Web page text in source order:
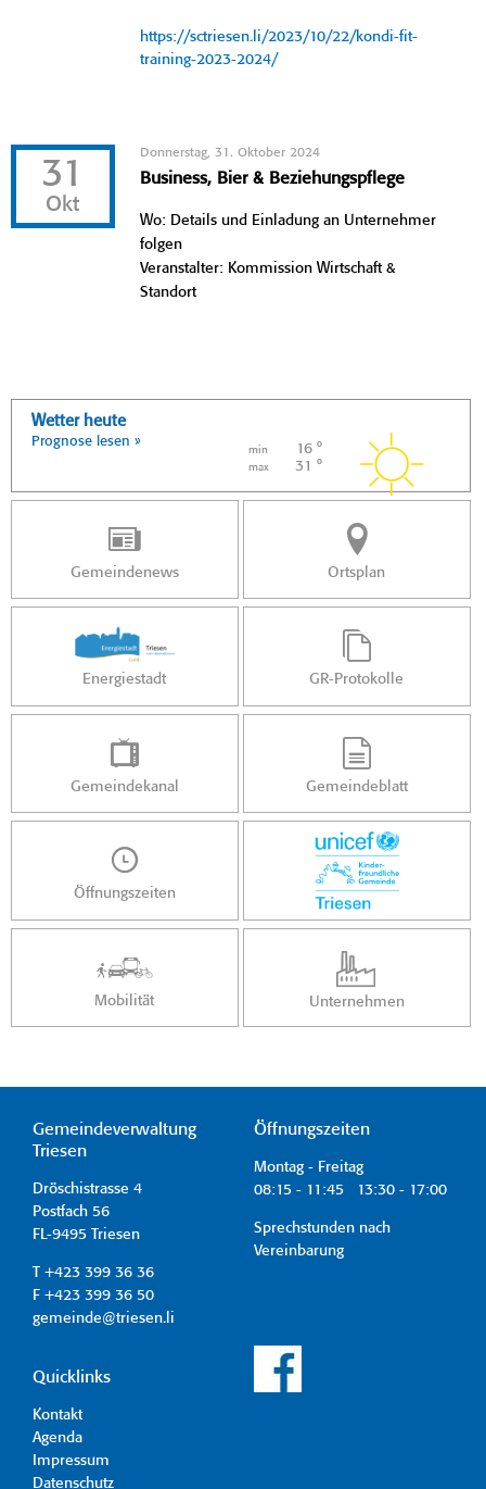
https://sctriesen.li/2023/10/22/kondi-fit-
training-2023-2024/
31
Okt
Donnerstag, 31. Oktober 2024
Business, Bier & Beziehungspflege
Wo: Details und Einladung an Unternehmer
folgen
Veranstalter: Kommission Wirtschaft &
Standort
Wetter heute
Prognose lesen »
min 16 °
max 31 °
Gemeindenews Ortsplan
Energiestadt GR-Protokolle
Gemeindekanal Gemeindeblatt
Öffnungszeiten
Mobilität Unternehmen
Gemeindeverwaltung
Triesen
Dröschistrasse 4
Postfach 56
FL-9495 Triesen
T +423 399 36 36
F +423 399 36 50
gemeinde@triesen.li
Öffnungszeiten
Montag - Freitag
08:15 - 11:45 13:30 - 17:00
Sprechstunden nach
Vereinbarung
Quicklinks
Kontakt
Agenda
Impressum
Datenschutz